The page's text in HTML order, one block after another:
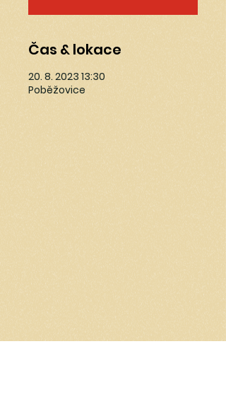
Čas & lokace
20. 8. 2023 13:30
Poběžovice